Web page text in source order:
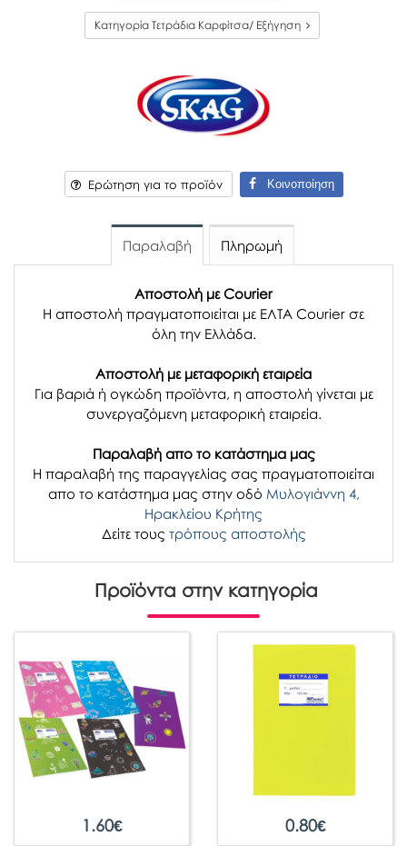
Κατηγορία Τετράδια Καρφίτσα/ Εξήγηση
Ερώτηση για το προϊόν Κοινοποίηση
Παραλαβή Πληρωμή
Αποστολή με Courier
Η αποστολή πραγματοποιείται με ΕΛΤΑ Courier σε
όλη την Ελλάδα.
Αποστολή με μεταφορική εταιρεία
Για βαριά ή ογκώδη προϊόντα, η αποστολή γίνεται με
συνεργαζόμενη μεταφορική εταιρεία.
Παραλαβή απο το κατάστημα μας
H παραλαβή της παραγγελίας σας πραγματοποιείται
απο το κατάστημα μας στην οδό Μυλογιάννη 4,
Ηρακλείου Κρήτης
Δείτε τους τρόπους αποστολής
Προϊόντα στην κατηγορία
1.60€ 0.80€